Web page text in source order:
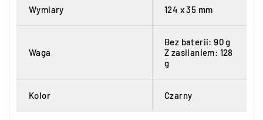
Wymiary 124 x 35 mm
Waga
Bez baterii: 90 g
Z zasilaniem: 128
g
Kolor Czarny